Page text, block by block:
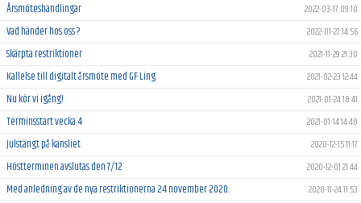
Årsmöteshandlingar 2022-03-17 09:10
Vad händer hos oss ? 2022-01-27 14:56
Skärpta restriktioner 2021-11-29 21:30
Kallelse till digitalt årsmöte med GF Ling 2021-02-23 12:44
Nu kör vi igång! 2021-01-24 18:41
Terminsstart vecka 4 2021-01-14 14:48
Julstängt på kansliet 2020-12-15 11:17
Höstterminen avslutas den 7/12 2020-12-01 21:44
Med anledning av de nya restriktionerna 24 november 2020. 2020-11-24 11:53